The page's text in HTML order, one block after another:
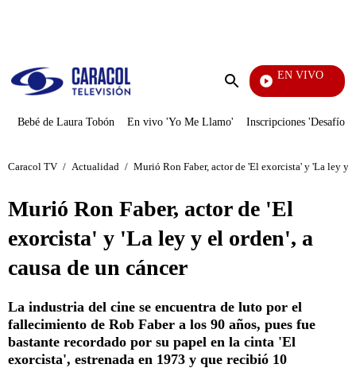
Enviar
EN VIVO
Bebé de Laura Tobón En vivo 'Yo Me Llamo' Inscripciones 'Desafío'
Caracol TV / Actualidad / Murió Ron Faber, actor de 'El exorcista' y 'La ley y
Murió Ron Faber, actor de 'El
exorcista' y 'La ley y el orden', a
causa de un cáncer
La industria del cine se encuentra de luto por el
fallecimiento de Rob Faber a los 90 años, pues fue
bastante recordado por su papel en la cinta 'El
exorcista', estrenada en 1973 y que recibió 10